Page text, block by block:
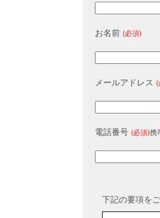
お名前 (必須)
メールアドレス (
電話番号 (必須)携
下記の要項を